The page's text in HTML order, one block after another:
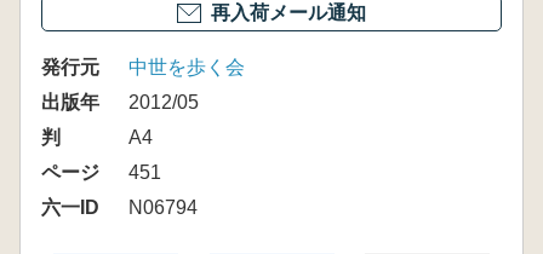
再入荷メール通知
発行元
中世を歩く会
出版年
2012/05
判
A4
ページ
451
六一ID
N06794